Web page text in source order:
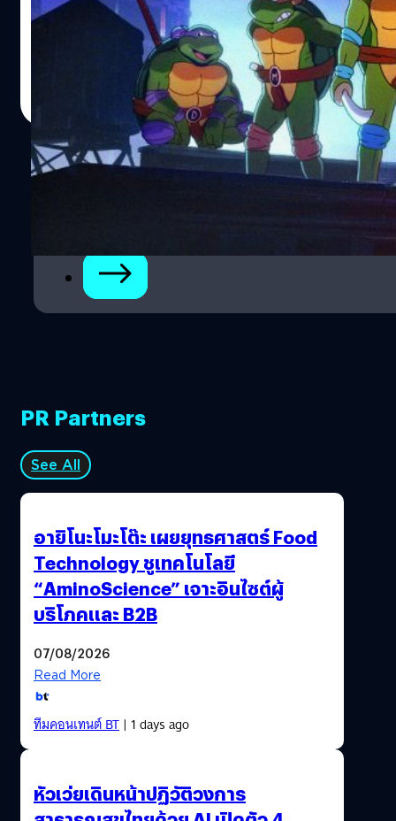
ประกาศเปิดตัวเกม Teenage Mutant Ninja Turtles:
Shredder’s Revenge โดยจะลงคอนโซลและ PC (Steam) แต่
ยังไม่เปิดเผยวันวางจำหน่าย Teenage Mutant Ninja Turtles:
Shredder’s Revenge เป็นเกมแนว Beat 'Em Up มุมมองด้าน
ข้างแบบคลาสสิก ผู้เล่นจะได้รับบทเป็น 1 ใน 4 เต่านินจา ได้แก่
Leonardo, Michelangelo, Donatello และ Raphael และต้อง
เผชิญหน้ากับจอมวายร้าย Shredder ผู้นำของกลุ่ม Foot Clan,
Bebop และ Rocksteady โดยผู้เล่นจะได้เดินทางไปยังสถานที่
ต่าง ๆ เช่น ท่อระบายน้ำ, หลังคาบ้าน และเกาะแมนฮัตตัน
| 1976 days ago
PR Partners
See All
อายิโนะโมะโต๊ะ เผยยุทธศาสตร์ Food
Technology ชูเทคโนโลยี
“AminoScience” เจาะอินไซต์ผู้
บริโภคและ B2B
07/08/2026
Read More
ทีมคอนเทนต์ BT| 1 days ago
หัวเว่ยเดินหน้าปฏิวัติวงการ